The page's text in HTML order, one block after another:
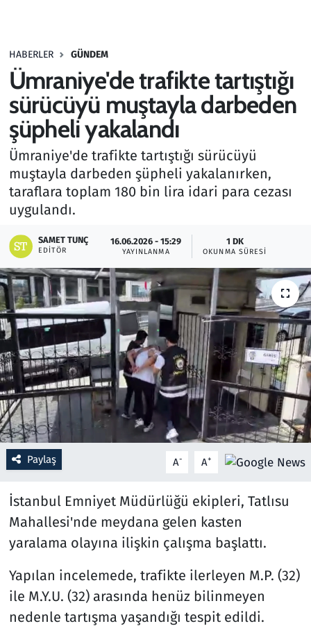
HABERLER GÜNDEM
Ümraniye'de trafikte tartıştığı
sürücüyü muştayla darbeden
şüpheli yakalandı
Ümraniye'de trafikte tartıştığı sürücüyü
muştayla darbeden şüpheli yakalanırken,
taraflara toplam 180 bin lira idari para cezası
uygulandı.
SAMET TUNÇ
EDITÖR
16.06.2026 - 15:29
YAYINLANMA
1 DK
OKUNMA SÜRESI
Paylaş A- A+
İstanbul Emniyet Müdürlüğü ekipleri, Tatlısu
Mahallesi'nde meydana gelen kasten
yaralama olayına ilişkin çalışma başlattı.
Yapılan incelemede, trafikte ilerleyen M.P. (32)
ile M.Y.U. (32) arasında henüz bilinmeyen
nedenle tartışma yaşandığı tespit edildi.
Haber
Kültür Sanat
Kurumsal Haberler
Lezzet Durağı
Memur ve Kamu
Otomobil
Oyun
Ramazan
Resmi İlanlar
Rüya Tabirleri
Sağlık
Savunma Sanayi
Spor
Teknoloji ve Bilim
Televizyon